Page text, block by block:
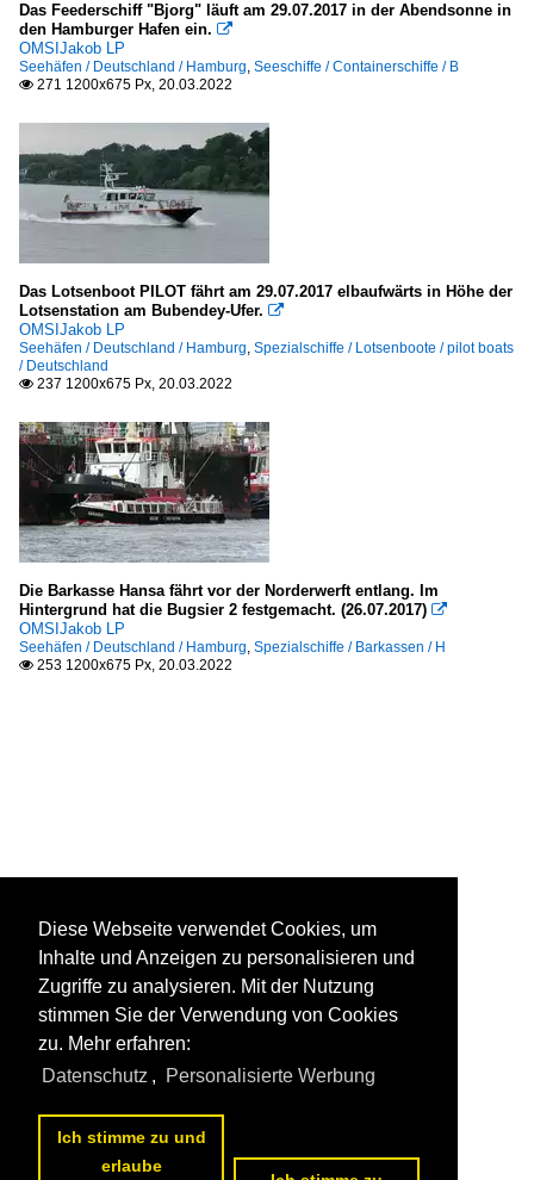
Das Feederschiff "Bjorg" läuft am 29.07.2017 in der Abendsonne in
den Hamburger Hafen ein. 
OMSIJakob LP
Seehäfen / Deutschland / Hamburg, Seeschiffe / Containerschiffe / B
 271 1200x675 Px, 20.03.2022
Das Lotsenboot PILOT fährt am 29.07.2017 elbaufwärts in Höhe der
Lotsenstation am Bubendey-Ufer. 
OMSIJakob LP
Seehäfen / Deutschland / Hamburg, Spezialschiffe / Lotsenboote / pilot boats
/ Deutschland
 237 1200x675 Px, 20.03.2022
Die Barkasse Hansa fährt vor der Norderwerft entlang. Im
Hintergrund hat die Bugsier 2 festgemacht. (26.07.2017) 
OMSIJakob LP
Seehäfen / Deutschland / Hamburg, Spezialschiffe / Barkassen / H
 253 1200x675 Px, 20.03.2022
Diese Webseite verwendet Cookies, um
Inhalte und Anzeigen zu personalisieren und
Zugriffe zu analysieren. Mit der Nutzung
stimmen Sie der Verwendung von Cookies
zu. Mehr erfahren:
Datenschutz , Personalisierte Werbung
Ich stimme zu und
erlaube